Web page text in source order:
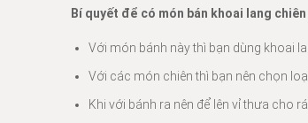
Bí quyết để có món bán khoai lang
Với món bánh này thì bạn dùng khoai
Với các món chiên thì bạn nên chọn
Khi với bánh ra nên để lên vỉ thưa cho